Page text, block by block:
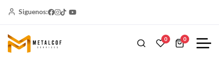
Siguenos:
0 0